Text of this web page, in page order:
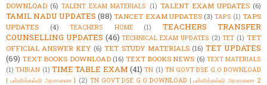
DOWNLOAD (6) TALENT EXAM MATERIALS (1) TALENT EXAM UPDATES (6)
TAMIL NADU UPDATES (88) TANCET EXAM UPDATES (3) TAPS (1) TAPS
UPDATES
(4) TEACHERS HOME (1)
TEACHERS TRANSFER
COUNSELLING UPDATES (46) TECHNICAL EXAM UPDATES (2) TET (1) TET
OFFICIAL ANSWER KEY (6) TET STUDY MATERIALS (16) TET UPDATES
(69) TEXT BOOKS DOWNLOAD (16) TEXT BOOKS NEWS (6) TEXT MATERIALS
(1) THIRAN (1) TIME TABLE EXAM (41) TN (1) TN GOVT DSE G.O DOWNLOAD
| பள்ளிக்கல்வி அரசாணை 1 (2) TN GOVT DSE G.O DOWNLOAD | பள்ளிக்கல்வி அரசாணை 2